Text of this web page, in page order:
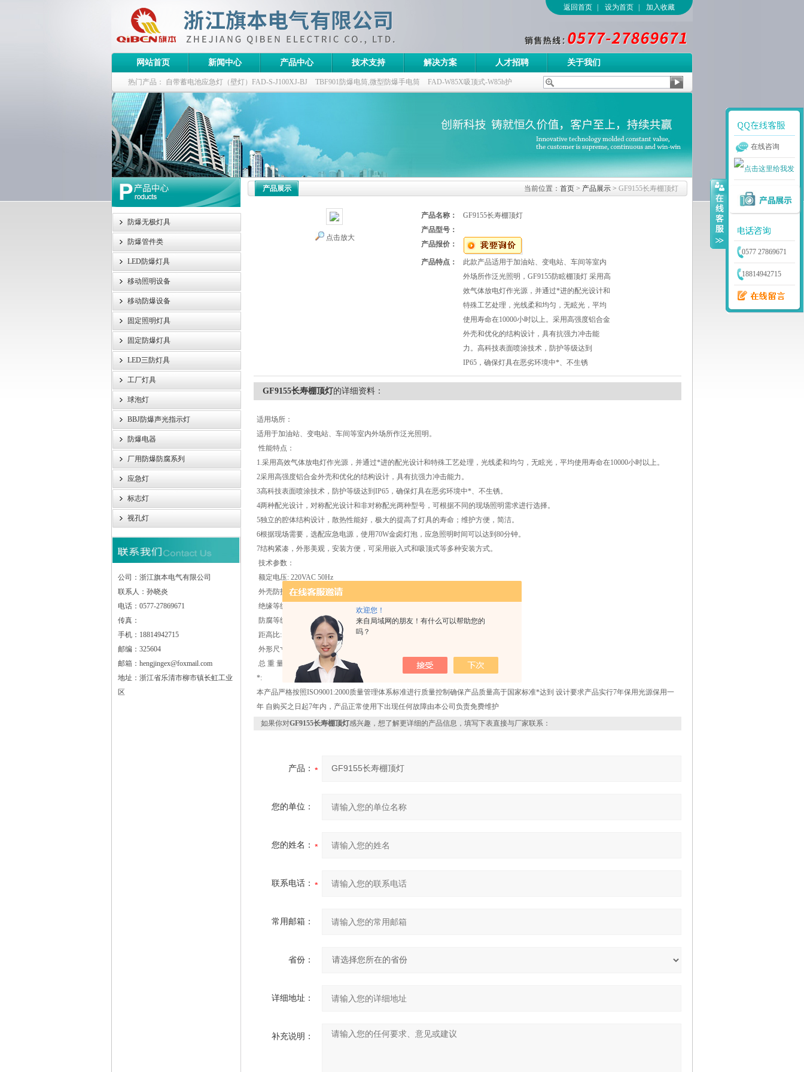
欢迎您！
来自局域网的朋友！有什么可以帮助您的
吗？
浙江旗本电气有限公司
返回首页 设为首页 加入收藏
网站首页 新闻中心 产品中心 技术支持 解决方案 人才招聘 关于我们
热门产品： 自带蓄电池应急灯（壁灯）FAD-S-J100XJ-BJ TBF901防爆电筒,微型防爆手电筒 FAD-W85X吸顶式-W85h护
栏式无极灯 G9960-W120W长寿无极工厂灯,三防无极灯
防爆泛光灯
防爆无极灯具
防爆管件类
LED防爆灯具
移动照明设备
移动防爆设备
固定照明灯具
固定防爆灯具
LED三防灯具
工厂灯具
球泡灯
BBJ防爆声光指示灯
防爆电器
厂用防爆防腐系列
应急灯
标志灯
视孔灯
公司：浙江旗本电气有限公司
联系人：孙晓炎
电话：0577-27869671
传真：
手机：18814942715
邮编：325604
邮箱：hengjingex@foxmail.com
地址：浙江省乐清市柳市镇长虹工业
区
产品展示 当前位置： 首页 > 产品展示 > GF9155长寿棚顶灯
点击放大
产品名称：
GF9155长寿棚顶灯
产品型号：
产品报价：
产品特点：
此款产品适用于加油站、变电站、车间等室内
外场所作泛光照明，GF9155防眩棚顶灯 采用高
效气体放电灯作光源，并通过*进的配光设计和
特殊工艺处理，光线柔和均匀，无眩光，平均
使用寿命在10000小时以上。采用高强度铝合金
外壳和优化的结构设计，具有抗强力冲击能
力。高科技表面喷涂技术，防护等级达到
IP65，确保灯具在恶劣环境中*、不生锈
GF9155长寿棚顶灯的详细资料：
适用场所：
适用于加油站、变电站、车间等室内外场所作泛光照明。
性能特点：
1.采用高效气体放电灯作光源，并通过*进的配光设计和特殊工艺处理，光线柔和均匀，无眩光，平均使用寿命在10000小时以上。
2采用高强度铝合金外壳和优化的结构设计，具有抗强力冲击能力。
3高科技表面喷涂技术，防护等级达到IP65，确保灯具在恶劣环境中*、不生锈。
4两种配光设计，对称配光设计和非对称配光两种型号，可根据不同的现场照明需求进行选择。
5独立的腔体结构设计，散热性能好，极大的提高了灯具的寿命；维护方便，简洁。
6根据现场需要，选配应急电源，使用70W金卤灯泡，应急照明时间可以达到80分钟。
7结构紧凑，外形美观，安装方便，可采用嵌入式和吸顶式等多种安装方式。
技术参数：
额定电压: 220VAC 50Hz
外壳防护 :IP65
绝缘等级: I
防腐等级: WF2
距高比: 0.8(A型)1.3(B型)
外形尺寸: 300×300×205mm
总 重 量：4.5Kg
*:
本产品严格按照ISO9001:2000质量管理体系标准进行质量控制确保产品质量高于国家标准*达到 设计要求产品实行7年保用光源保用一
年 自购买之日起7年内，产品正常使用下出现任何故障由本公司负责免费维护
如果你对GF9155长寿棚顶灯感兴趣，想了解更详细的产品信息，填写下表直接与厂家联系：
产品：
您的单位：
您的姓名：
联系电话：
常用邮箱：
省份：
详细地址：
补充说明：
在线咨询
0577 27869671
18814942715